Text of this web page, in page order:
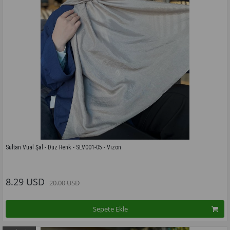
Sultan Vual Şal - Düz Renk - SLV001-05 - Vizon
Bu modelin tüm renkleri için tıklayınız
8.29 USD 20.00 USD
Sepete Ekle